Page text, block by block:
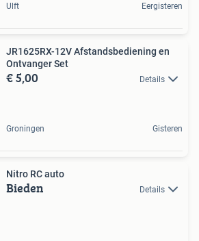
Ulft Eergisteren
JR1625RX-12V Afstandsbediening en
Ontvanger Set
€ 5,00 Details
Groningen Gisteren
Nitro RC auto
Bieden Details